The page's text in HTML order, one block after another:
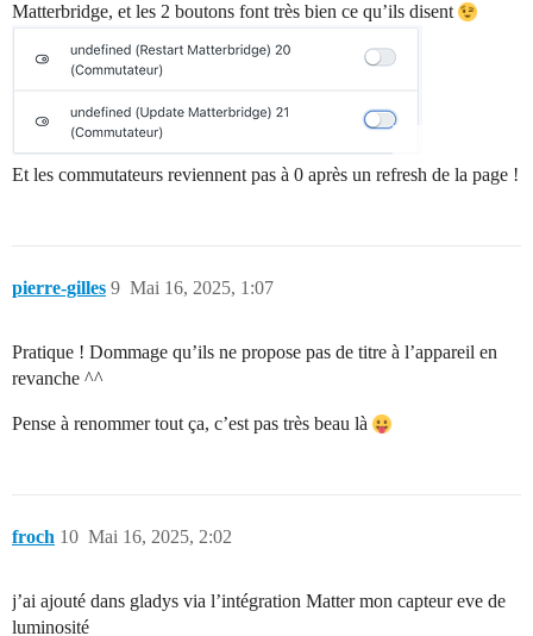
Matterbridge, et les 2 boutons font très bien ce qu’ils disent
Et les commutateurs reviennent pas à 0 après un refresh de la page !
pierre-gilles Mai 16, 2025, 1:07
9
Pratique ! Dommage qu’ils ne propose pas de titre à l’appareil en
revanche ^^
Pense à renommer tout ça, c’est pas très beau là
froch Mai 16, 2025, 2:02
10
j’ai ajouté dans gladys via l’intégration Matter mon capteur eve de
luminosité